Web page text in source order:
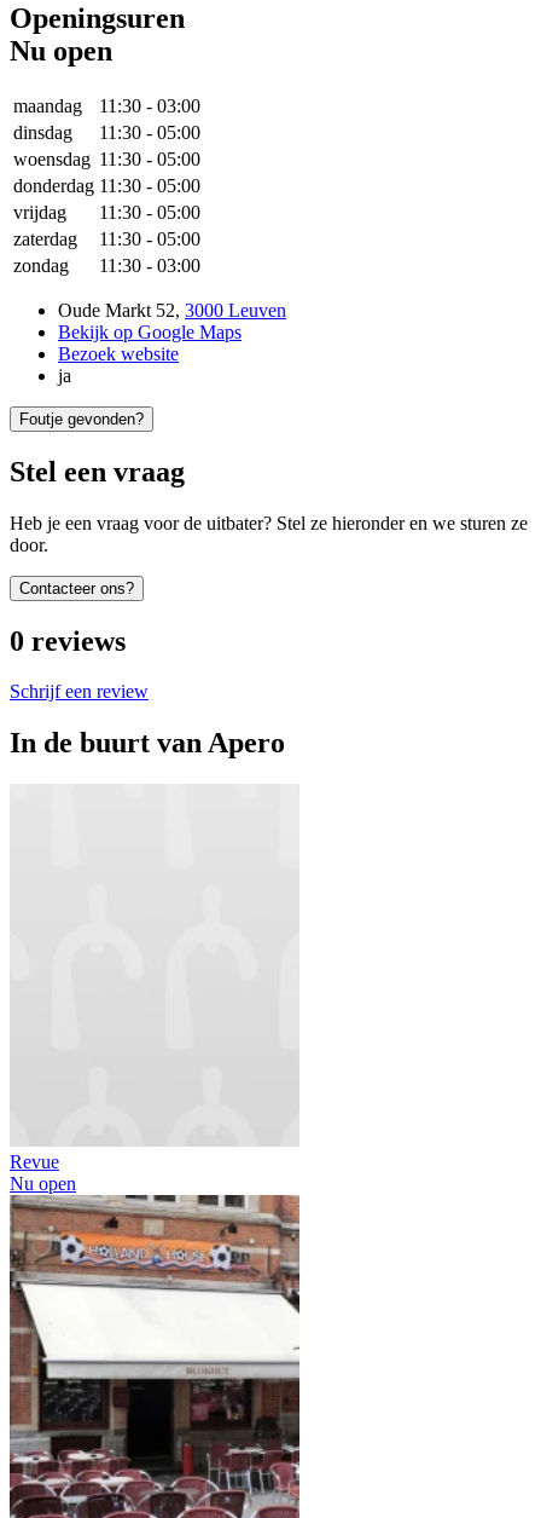
Openingsuren
Nu open
maandag 11:30 - 03:00
dinsdag
11:30 - 05:00
woensdag 11:30 - 05:00
donderdag 11:30 - 05:00
vrijdag
11:30 - 05:00
zaterdag
11:30 - 05:00
zondag
11:30 - 03:00
Oude Markt 52, 3000 Leuven
Bekijk op Google Maps
Bezoek website
ja
Foutje gevonden?
Stel een vraag
Heb je een vraag voor de uitbater? Stel ze hieronder en we sturen ze
door.
Contacteer ons?
0 reviews
Schrijf een review
In de buurt vanApero
Revue
Nu open